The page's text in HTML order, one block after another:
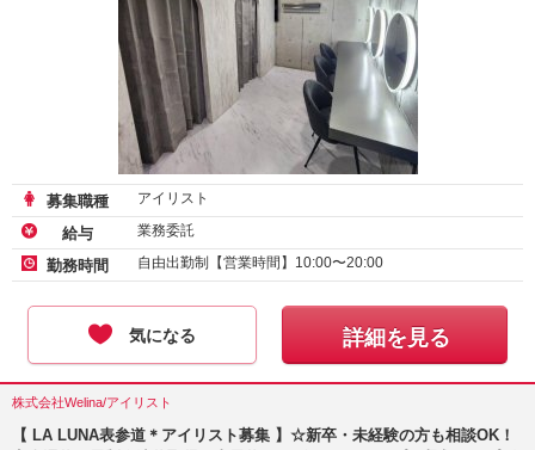
募集職種 アイリスト
給与 業務委託
勤務時間 自由出勤制【営業時間】10:00〜20:00
気になる 詳細を見る
株式会社Welina/アイリスト
【 LA LUNA表参道＊アイリスト募集 】☆新卒・未経験の方も相談OK！